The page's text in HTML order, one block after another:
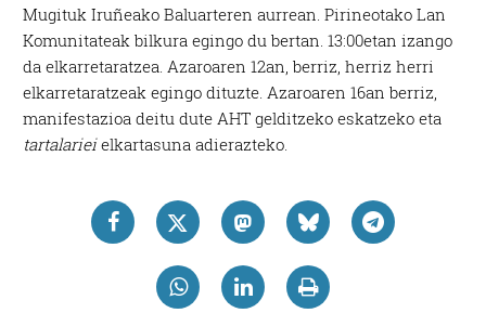
Mugituk Iruñeako Baluarteren aurrean. Pirineotako Lan
Komunitateak bilkura egingo du bertan. 13:00etan izango
da elkarretaratzea. Azaroaren 12an, berriz, herriz herri
elkarretaratzeak egingo dituzte. Azaroaren 16an berriz,
manifestazioa deitu dute AHT gelditzeko eskatzeko eta
tartalarieielkartasuna adierazteko.